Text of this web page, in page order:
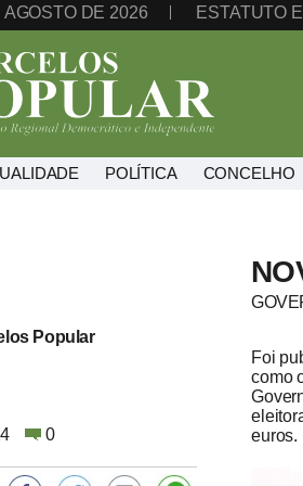
DE 2026 ESTATUTO
POLÍTICA CONCELHO
Foi
como
euros.
Popular
0